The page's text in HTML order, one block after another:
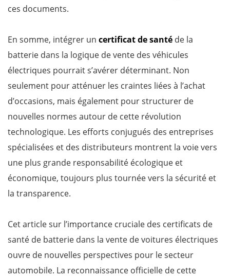
ces documents.
En somme, intégrer un certificat de santé de la
batterie dans la logique de vente des véhicules
électriques pourrait s’avérer déterminant. Non
seulement pour atténuer les craintes liées à l’achat
d’occasions, mais également pour structurer de
nouvelles normes autour de cette révolution
technologique. Les efforts conjugués des entreprises
spécialisées et des distributeurs montrent la voie vers
une plus grande responsabilité écologique et
économique, toujours plus tournée vers la sécurité et
la transparence.
Cet article sur l’importance cruciale des certificats de
santé de batterie dans la vente de voitures électriques
ouvre de nouvelles perspectives pour le secteur
automobile. La reconnaissance officielle de cette